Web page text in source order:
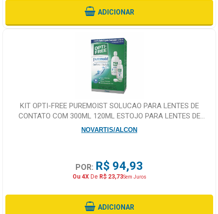
ADICIONAR
KIT OPTI-FREE PUREMOIST SOLUCAO PARA LENTES DE
CONTATO COM 300ML 120ML ESTOJO PARA LENTES DE
CONTATO
NOVARTIS/ALCON
POR: R$ 94,93
Ou 4XDe R$ 23,73Sem Juros
ADICIONAR